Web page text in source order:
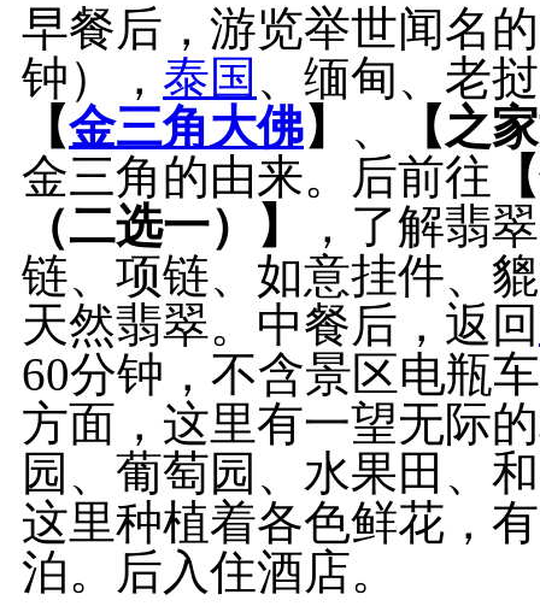
早餐后，游览举世闻名的
钟）， 泰国 、缅甸、老
【金三角大佛】 、
【之
金三角的由来。后前往
（二选一）】
，了解翡
链、项链、如意挂件、
天然翡翠。中餐后，返回
60分钟，不含景区电瓶
方面，这里有一望无际
园、葡萄园、水果田、
这里种植着各色鲜花，
泊。后入住酒店。